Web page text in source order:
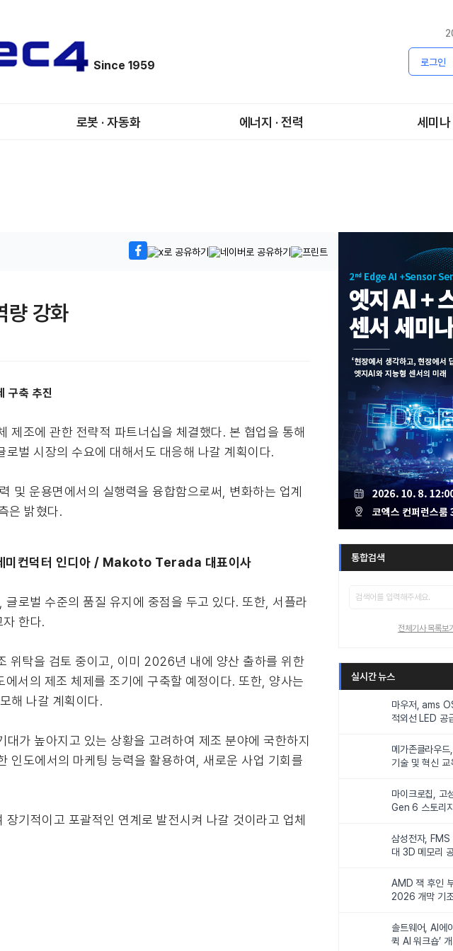
Since 1959 로그인
로봇 · 자동화 에너지 · 전력 세미나
량 강화
구축 추진
조에 관한 전략적 파트너십을 체결했다. 본 협업을 통해
벌 시장의 수요에 대해서도 대응해 나갈 계획이다.
운용면에서의 실행력을 융합함으로써, 변화하는 업계
은 밝혔다.
컨덕터 인디아 / Makoto Terada 대표이사
로벌 수준의 품질 유지에 중점을 두고 있다. 또한, 서플라
한다.
위탁을 검토 중이고, 이미 2026년 내에 양산 출하를 위한
서의 제조 체제를 조기에 구축할 예정이다. 또한, 양사는
해 나갈 계획이다.
대가 높아지고 있는 상황을 고려하여 제조 분야에 국한하지
도에서의 마케팅 능력을 활용하여, 새로운 사업 기회를
기적이고 포괄적인 연계로 발전시켜 나갈 것이라고 업체
통합검색
전체기사 목록보
실시간 뉴스
마우저, ams
적외선 LED 공
메가존클라우드
기술 및 혁신
마이크로칩, 고
Gen 6 스토리
삼성전자,
대 3D 메모리
AMD 잭 후인
2026 개막 기
솔트웨어, AI에
퀵 AI 워크숍’